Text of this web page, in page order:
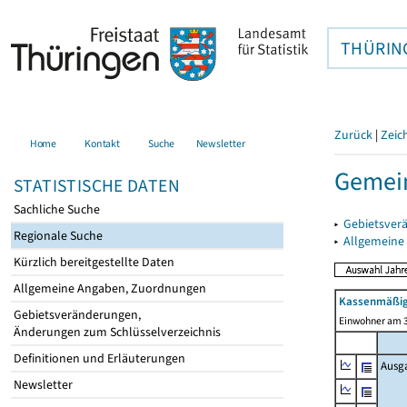
Home Kontakt Suche Newsletter
STATISTISCHE DATEN
Sachliche Suche
Regionale Suche
Kürzlich bereitgestellte Daten
Allgemeine Angaben, Zuordnungen
Gebietsveränderungen,
Änderungen zum Schlüsselverzeichnis
Definitionen und Erläuterungen
Newsletter
Zurück |
▸
▸
Einwohner am